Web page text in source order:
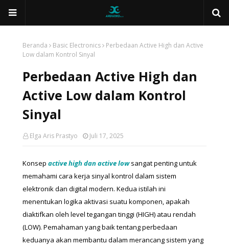
Beranda Basic Electronics
Perbedaan Active High dan Active
Low dalam Kontrol Sinyal
Perbedaan Active High dan
Active Low dalam Kontrol
Sinyal
Elga Aris Prastyo Juli 17, 2025
Konsep active high dan active low sangat penting untuk
memahami cara kerja sinyal kontrol dalam sistem
elektronik dan digital modern. Kedua istilah ini
menentukan logika aktivasi suatu komponen, apakah
diaktifkan oleh level tegangan tinggi (HIGH) atau rendah
(LOW). Pemahaman yang baik tentang perbedaan
keduanya akan membantu dalam merancang sistem yang